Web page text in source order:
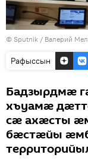
© Sputnik / Валерий
Рафыссын
Бадзырдмæ
хъуамæ
сæ ахæсты
бæстæйы